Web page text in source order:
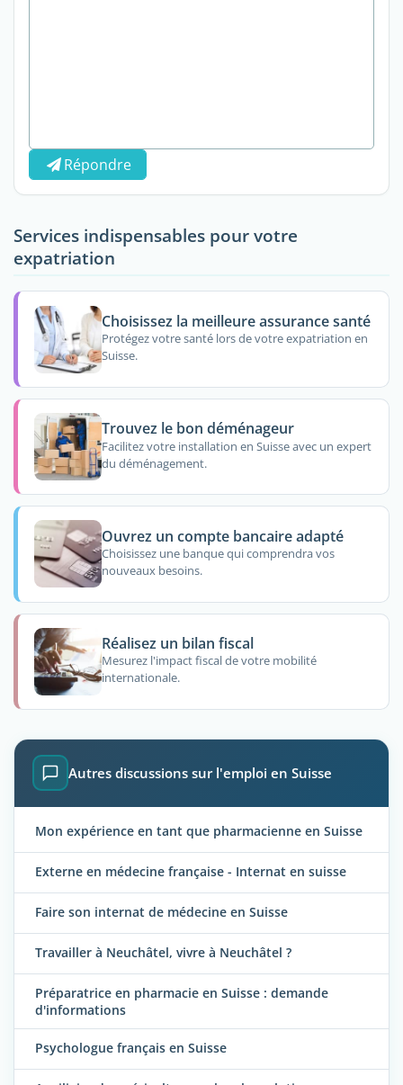
Répondre
Services indispensables pour votre
expatriation
Choisissez la meilleure assurance santé
Protégez votre santé lors de votre expatriation en
Suisse.
Trouvez le bon déménageur
Facilitez votre installation en Suisse avec un expert
du déménagement.
Ouvrez un compte bancaire adapté
Choisissez une banque qui comprendra vos
nouveaux besoins.
Réalisez un bilan fiscal
Mesurez l'impact fiscal de votre mobilité
internationale.
Autres discussions sur l'emploi en Suisse
Mon expérience en tant que pharmacienne en Suisse
Externe en médecine française - Internat en suisse
Faire son internat de médecine en Suisse
Travailler à Neuchâtel, vivre à Neuchâtel ?
Préparatrice en pharmacie en Suisse : demande
d'informations
Psychologue français en Suisse